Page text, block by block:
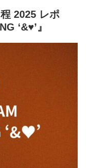
2025 レポ
‘&♥’』